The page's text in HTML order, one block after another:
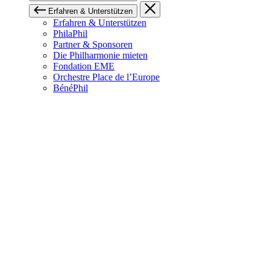
Erfahren & Unterstützen
Erfahren & Unterstützen
PhilaPhil
Partner & Sponsoren
Die Philharmonie mieten
Fondation EME
Orchestre Place de l’Europe
BénéPhil